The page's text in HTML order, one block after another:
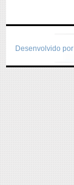
Desenvolvido por